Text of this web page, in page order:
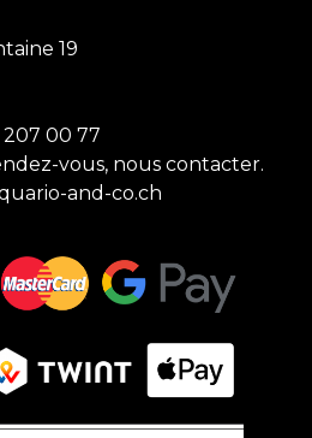
19
207 00 77
vous, nous contacter.
and-co.ch